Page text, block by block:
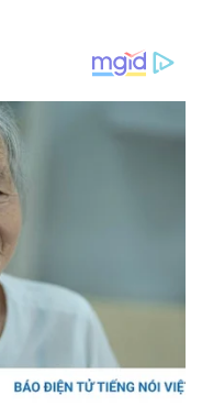
sự - Quốc phòng
khí